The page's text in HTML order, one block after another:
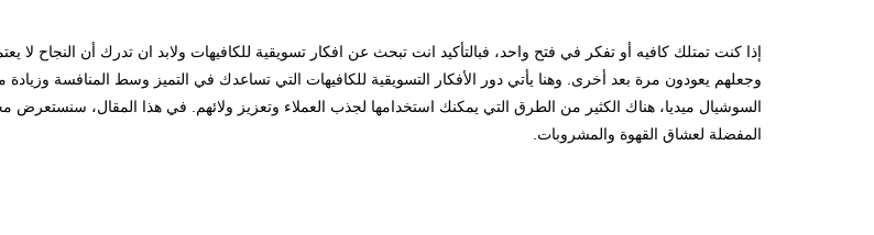
إذا كنت تمتلك كافيه أو تفكر في فتح واحد، فبالتأكيد انت تبحث عن افكار تسويقية للكافيهات ولابد ان تدرك أن النجاح
وجعلهم يعودون مرة بعد أخرى. وهنا يأتي دور الأفكار التسويقية للكافيهات التي تساعدك في التميز وسط المنافسة وزيادة
السوشيال ميديا، هناك الكثير من الطرق التي يمكنك استخدامها لجذب العملاء وتعزيز ولائهم. في هذا المقال، سنستعرض
المفضلة لعشاق القهوة والمشروبات.